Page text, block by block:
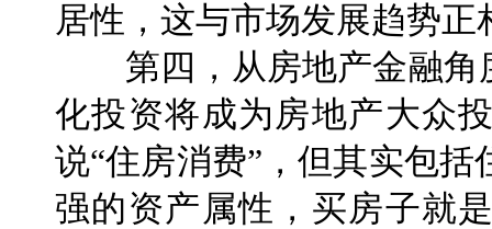
居性，这与市场发展趋势正
第四，从房地产金融角
化投资将成为房地产大众
说“住房消费”，但其实包
强的资产属性，买房子就